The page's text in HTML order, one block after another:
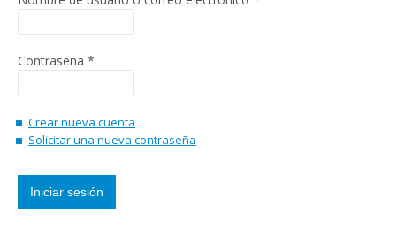
Contraseña *
Crear nueva cuenta
Solicitar una nueva contraseña